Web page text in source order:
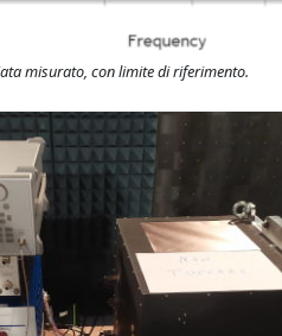
misurato, con limite di riferimento.